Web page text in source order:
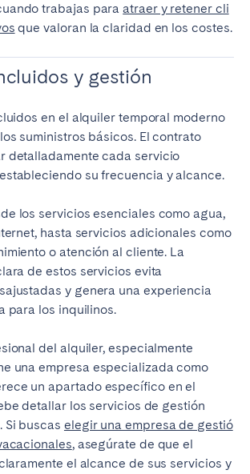
trabajas paraatraer y retener cli
que valoran la claridad en los costes.
y gestión
en el alquiler temporal moderno
suministros básicos. El contrato
detalladamente cada servicio
su frecuencia y alcance.
los servicios esenciales como agua,
hasta servicios adicionales como
o atención al cliente. La
de estos servicios evita
y genera una experiencia
para los inquilinos.
del alquiler, especialmente
una empresa especializada como
un apartado específico en el
detallar los servicios de gestión
Si buscas elegir una empresa de gestió
, asegúrate de que el
el alcance de sus servicios y